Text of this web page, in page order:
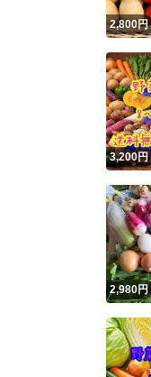
2,800円
3,200円
2,980円